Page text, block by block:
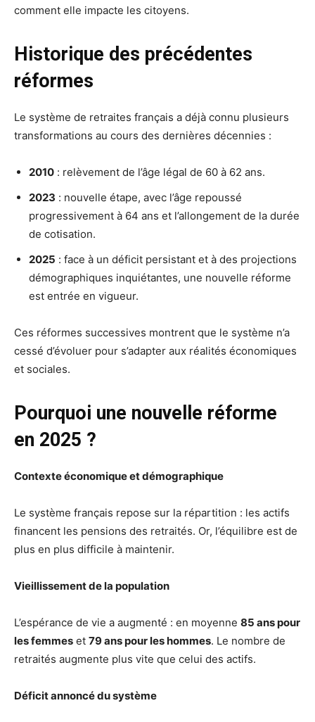
comment elle impacte les citoyens.
Historique des précédentes
réformes
Le système de retraites français a déjà connu plusieurs
transformations au cours des dernières décennies :
2010 : relèvement de l’âge légal de 60 à 62 ans.
2023 : nouvelle étape, avec l’âge repoussé
progressivement à 64 ans et l’allongement de la durée
de cotisation.
2025 : face à un déficit persistant et à des projections
démographiques inquiétantes, une nouvelle réforme
est entrée en vigueur.
Ces réformes successives montrent que le système n’a
cessé d’évoluer pour s’adapter aux réalités économiques
et sociales.
Pourquoi une nouvelle réforme
en 2025 ?
Contexte économique et démographique
Le système français repose sur la répartition : les actifs
financent les pensions des retraités. Or, l’équilibre est de
plus en plus difficile à maintenir.
Vieillissement de la population
L’espérance de vie a augmenté : en moyenne 85 ans pour
les femmes et 79 ans pour les hommes. Le nombre de
retraités augmente plus vite que celui des actifs.
Déficit annoncé du système